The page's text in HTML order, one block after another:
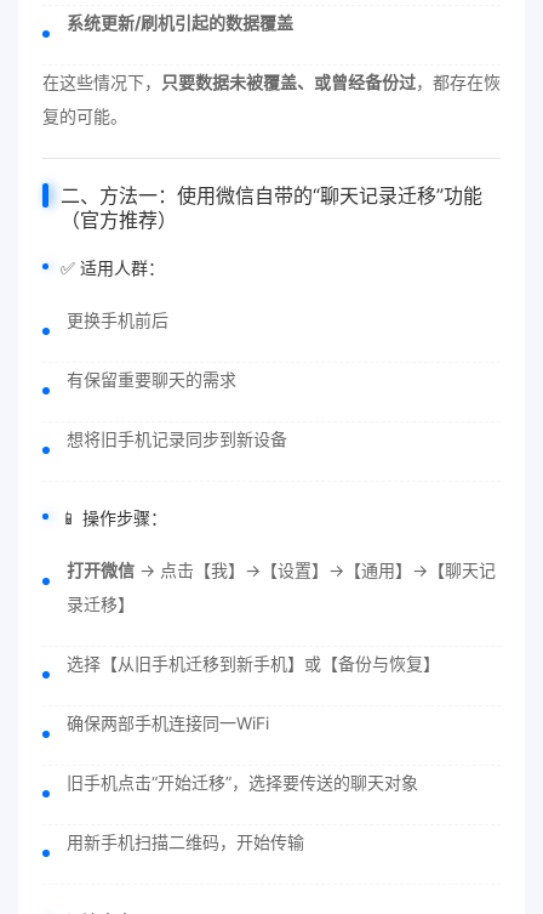
系统更新/刷机引起的数据覆盖
在这些情况下， 只要数据未被覆盖、或曾经备份过，都存在恢
复的可能。
二、方法一：使用微信自带的“聊天记录迁移”功能
（官方推荐）
✅ 适用人群：
更换手机前后
有保留重要聊天的需求
想将旧手机记录同步到新设备
📱 操作步骤：
打开微信 → 点击【我】→【设置】→【通用】→【聊天记
录迁移】
选择【从旧手机迁移到新手机】或【备份与恢复】
确保两部手机连接同一WiFi
旧手机点击“开始迁移”，选择要传送的聊天对象
用新手机扫描二维码，开始传输